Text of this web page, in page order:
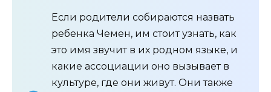
Если родители собираются назвать
ребенка Чемен, им стоит узнать, как
это имя звучит в их родном языке, и
какие ассоциации оно вызывает в
культуре, где они живут. Они также